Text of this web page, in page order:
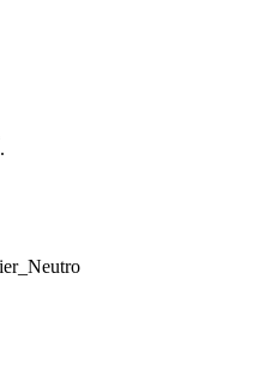
أو أعلى.